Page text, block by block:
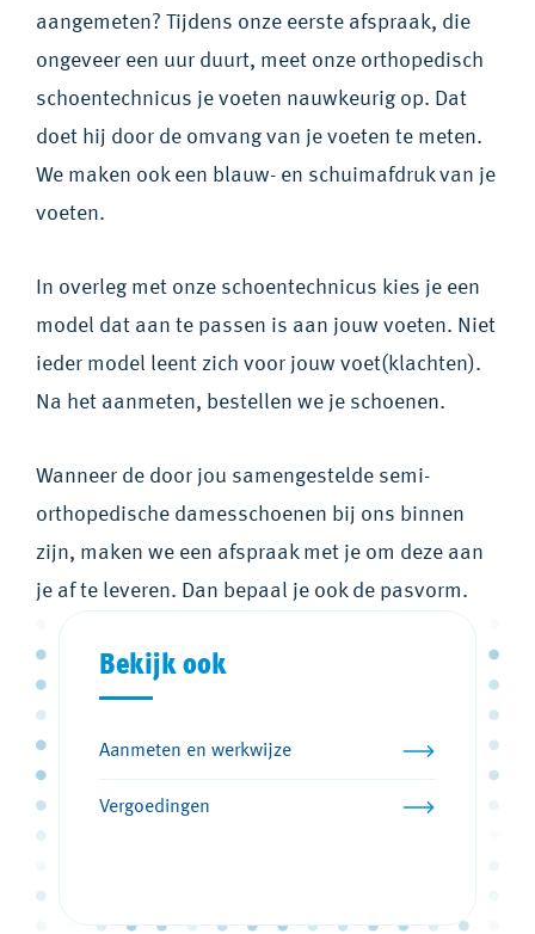
aangemeten? Tijdens onze eerste afspraak, die
ongeveer een uur duurt, meet onze orthopedisch
schoentechnicus je voeten nauwkeurig op. Dat
doet hij door de omvang van je voeten te meten.
We maken ook een blauw- en schuimafdruk van je
voeten.
In overleg met onze schoentechnicus kies je een
model dat aan te passen is aan jouw voeten. Niet
ieder model leent zich voor jouw voet(klachten).
Na het aanmeten, bestellen we je schoenen.
Wanneer de door jou samengestelde semi-
orthopedische damesschoenen bij ons binnen
zijn, maken we een afspraak met je om deze aan
je af te leveren. Dan bepaal je ook de pasvorm.
Bekijk ook
Aanmeten en werkwijze
Vergoedingen